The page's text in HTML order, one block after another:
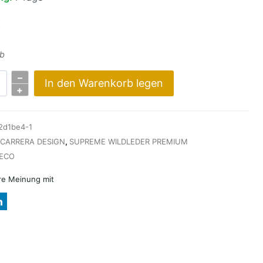
–
+
In den Warenkorb legen
1
CARRERA DESIGN, SUPREME WILDLEDER PREMIUM
Meinung mit